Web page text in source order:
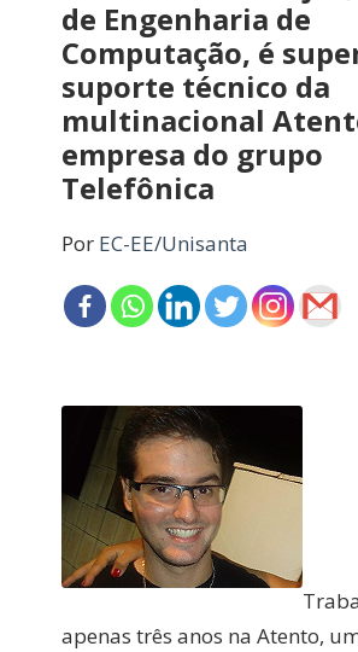
de Engenharia de
Computação, é
suporte técnico da
multinacional
empresa do grupo
Telefônica
Por EC-EE/Unisanta
apenas três anos na Atento,